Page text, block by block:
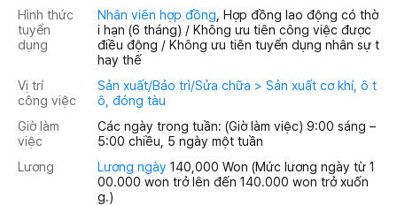
Hình thức
tuyển
dụng
Nhân viên hợp đồng , Hợp đồng lao động có thờ
i hạn (6 tháng) / Không ưu tiên công việc được
điều động / Không ưu tiên tuyển dụng nhân sự t
hay thế
Vị trí
công việc
Sản xuất/Bảo trì/Sửa chữa > Sản xuất cơ khí, ô t
ô, đóng tàu
Giờ làm
việc
Các ngày trong tuần: (Giờ làm việc) 9:00 sáng –
5:00 chiều, 5 ngày một tuần
Lương
Lương ngày 140,000 Won (Mức lương ngày từ 1
00.000 won trở lên đến 140.000 won trở xuốn
g.)